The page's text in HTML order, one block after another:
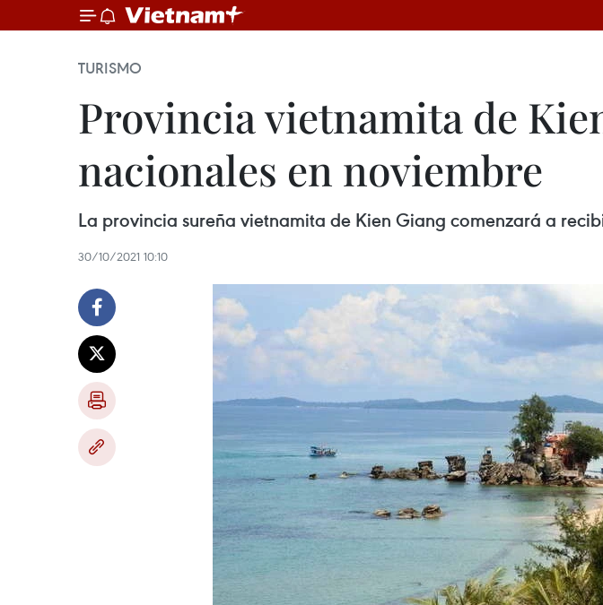
TURISMO
Provincia vietnamita de
nacionales en noviembre
La provincia sureña vietnamita de Kien Giang comenzará a
30/10/2021 10:10